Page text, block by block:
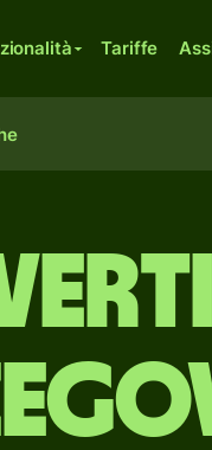
Tariffe